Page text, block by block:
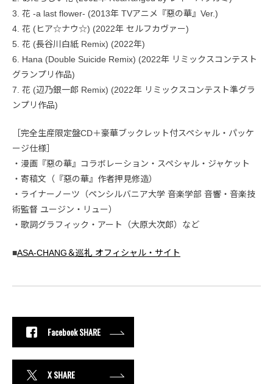
3. 花 -a last flower- (2013年 TVアニメ『惡の華』Ver.)
4. 花 (ヒア☆ナウ☆) (2022年 セルフカヴァー)
5. 花 (長谷川白紙 Remix) (2022年)
6. Hana (Double Suicide Remix) (2022年 リミックスコンテスト
グランプリ作品)
7. 花 (辺乃銀一郎 Remix) (2022年 リミックスコンテスト準グラ
ンプリ作品)
［完全生産限定盤CD＋豪華ブックレット付スペシャル・パッケ
ージ仕様］
・漫画『惡の華』コラボレーション・スペシャル・ジャケット
・寄稿文（『惡の華』作者押見修造）
・ライナーノーツ（ペンシルバニア大学 音楽学部 音響・音楽技
術監督 ユージン・リュー）
・歌詞グラフィック・アート（大原大次郎）など
■ASA-CHANG＆巡礼 オフィシャル・サイト
Facebook SHARE
X SHARE